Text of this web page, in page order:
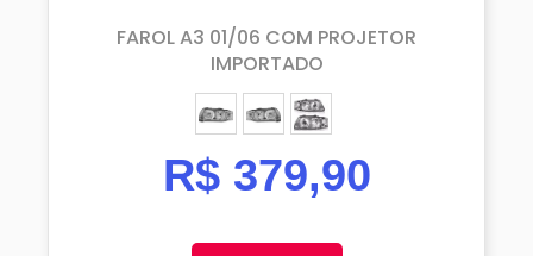
FAROL A3 01/06 COM PROJETOR
IMPORTADO
ESQUERDO (MOTORISTA)
DIREITO (PASSAGEIRO)
PAR
R$379,90